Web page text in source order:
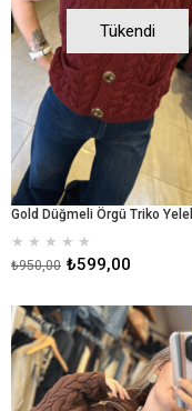
Tükendi
★ ★ ★ ★ ★
₺599,00
₺950,00